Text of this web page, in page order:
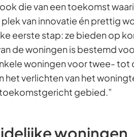
die van een toekomst
van innovatie én prettig
eerste stap: ze bieden op
de woningen is bestemd
woningen voor twee-
het verlichten van het
gebied.”
woningen